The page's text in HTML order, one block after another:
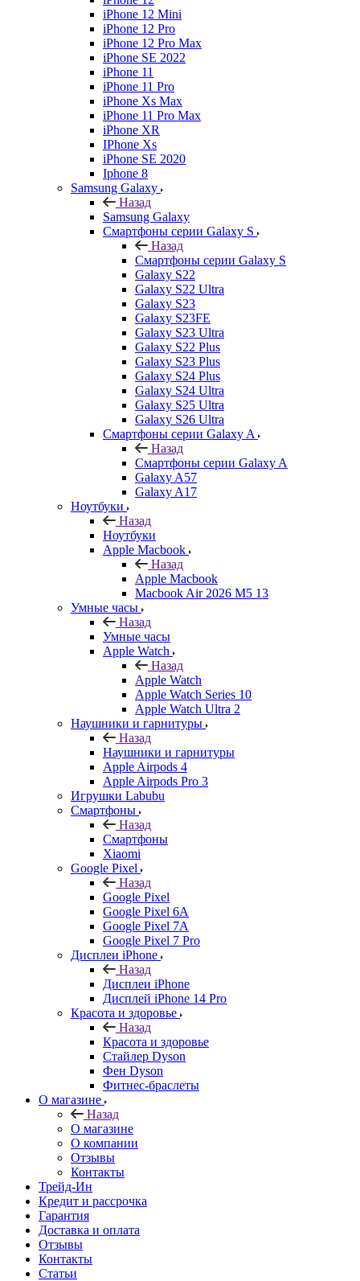
iPhone 12 Mini
iPhone 12 Pro
iPhone 12 Pro Max
iPhone SE 2022
iPhone 11
iPhone 11 Pro
iPhone Xs Max
iPhone 11 Pro Max
iPhone XR
IPhone Xs
iPhone SE 2020
Iphone 8
Samsung Galaxy
Назад
Samsung Galaxy
Смартфоны серии Galaxy S
Назад
Смартфоны серии Galaxy S
Galaxy S22
Galaxy S22 Ultra
Galaxy S23
Galaxy S23FE
Galaxy S23 Ultra
Galaxy S22 Plus
Galaxy S23 Plus
Galaxy S24 Plus
Galaxy S24 Ultra
Galaxy S25 Ultra
Galaxy S26 Ultra
Смартфоны серии Galaxy A
Назад
Смартфоны серии Galaxy A
Galaxy A57
Galaxy A17
Ноутбуки
Назад
Ноутбуки
Apple Macbook
Назад
Apple Macbook
Macbook Air 2026 M5 13
Умные часы
Назад
Умные часы
Apple Watch
Назад
Apple Watch
Apple Watch Series 10
Apple Watch Ultra 2
Наушники и гарнитуры
Назад
Наушники и гарнитуры
Apple Airpods 4
Apple Airpods Pro 3
Игрушки Labubu
Смартфоны
Назад
Смартфоны
Xiaomi
Google Pixel
Назад
Google Pixel
Google Pixel 6A
Google Pixel 7А
Google Pixel 7 Pro
Дисплеи iPhone
Назад
Дисплеи iPhone
Дисплей iPhone 14 Pro
Красота и здоровье
Назад
Красота и здоровье
Стайлер Dyson
Фен Dyson
Фитнес-браслеты
О магазине
Назад
О магазине
О компании
Отзывы
Контакты
Трейд-Ин
Кредит и рассрочка
Гарантия
Доставка и оплата
Отзывы
Контакты
Статьи